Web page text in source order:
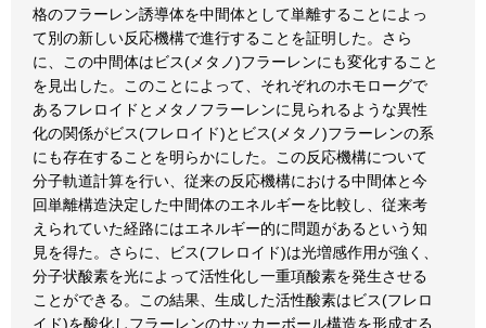
格のフラーレン誘導体を中間体として単離することによっ
て別の新しい反応機構で進行することを証明した。さら
に、この中間体はビス(メタノ)フラーレンにも変化すること
を見出した。このことによって、それぞれのホモローグで
あるフレロイドとメタノフラーレンに見られるような異性
化の関係がビス(フレロイド)とビス(メタノ)フラーレンの系
にも存在することを明らかにした。この反応機構について
分子軌道計算を行い、従来の反応機構における中間体と今
回単離構造決定した中間体のエネルギーを比較し、従来考
えられていた経路にはエネルギー的に問題があるという知
見を得た。さらに、ビス(フレロイド)は光増感作用が強く、
分子状酸素を光によって活性化し一重項酸素を発生させる
ことができる。この結果、生成した活性酸素はビス(フレロ
イド)を酸化しフラーレンのサッカーボール構造を形成する